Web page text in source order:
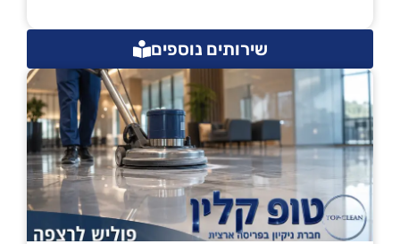
שירותים נוספים